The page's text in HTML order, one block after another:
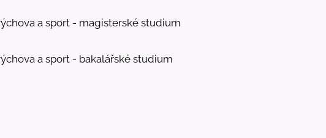
a sport - magisterské studium
a sport - bakalářské studium